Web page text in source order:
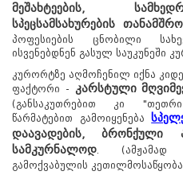
მეშახტეების,
სპეცსამსახურების
პოფესიების ცნობილი
ისვენებდნენ გასულ საუკუნეში
კურორტზე აღმოჩენილ იქნა
ფაქტორი - კარსტული
(განსაკუთრებით კი
წარმატებით გამოიყენება
დაავადების, ბრონქული
სამკურნალოდ . (ამჟამად
გამოქვაბულის